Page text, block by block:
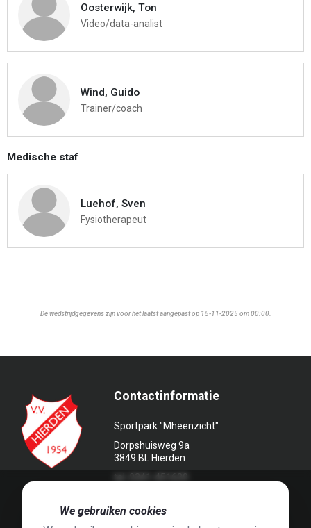
Oosterwijk, Ton
Video/data-analist
Wind, Guido
Trainer/coach
Medische staf
Luehof, Sven
Fysiotherapeut
De wedstrijdgegevens zijn voor het laatst aangepast op 15-11-2025 om 00:00.
Contactinformatie
Sportpark "Mheenzicht"
Dorpshuisweg 9a
3849 BL Hierden
We gebruiken cookies